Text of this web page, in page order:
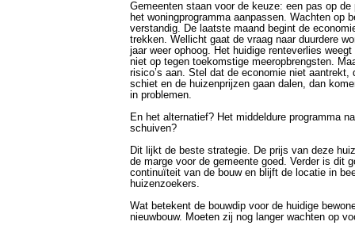
Gemeenten staan voor de keuze: een pas op
het woningprogramma aanpassen. Wachten op
verstandig. De laatste maand begint de
trekken. Wellicht gaat de vraag naar duurdere
jaar weer ophoog. Het huidige renteverlies
niet op tegen toekomstige meeropbrengsten.
risico’s aan. Stel dat de economie niet aantrekt,
schiet en de huizenprijzen gaan dalen, dan
in problemen.
En het alternatief? Het middeldure programma
schuiven?
Dit lijkt de beste strategie. De prijs van deze
de marge voor de gemeente goed. Verder is dit
continuïteit van de bouw en blijft de locatie in
huizenzoekers.
Wat betekent de bouwdip voor de huidige
nieuwbouw. Moeten zij nog langer wachten op